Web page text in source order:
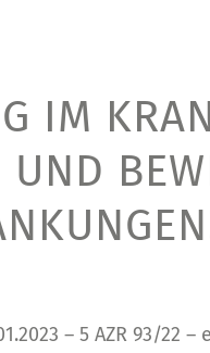
IM
– 5 AZR 93/22